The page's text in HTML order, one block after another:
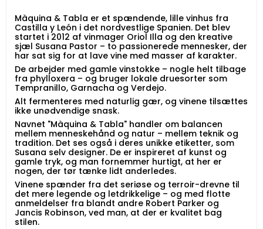
Màquina & Tabla er et spændende, lille vinhus fra
Castilla y León i det nordvestlige Spanien. Det blev
startet i 2012 af vinmager Oriol Illa og den kreative
sjæl Susana Pastor – to passionerede mennesker, der
har sat sig for at lave vine med masser af karakter.
De arbejder med gamle vinstokke – nogle helt tilbage
fra phylloxera – og bruger lokale druesorter som
Tempranillo, Garnacha og Verdejo.
Alt fermenteres med naturlig gær, og vinene tilsættes
ikke unødvendige snask.
Navnet "Màquina & Tabla" handler om balancen
mellem menneskehånd og natur – mellem teknik og
tradition. Det ses også i deres unikke etiketter, som
Susana selv designer. De er inspireret af kunst og
gamle tryk, og man fornemmer hurtigt, at her er
nogen, der tør tænke lidt anderledes.
Vinene spænder fra det seriøse og terroir-drevne til
det mere legende og letdrikkelige – og med flotte
anmeldelser fra blandt andre Robert Parker og
Jancis Robinson, ved man, at der er kvalitet bag
stilen.